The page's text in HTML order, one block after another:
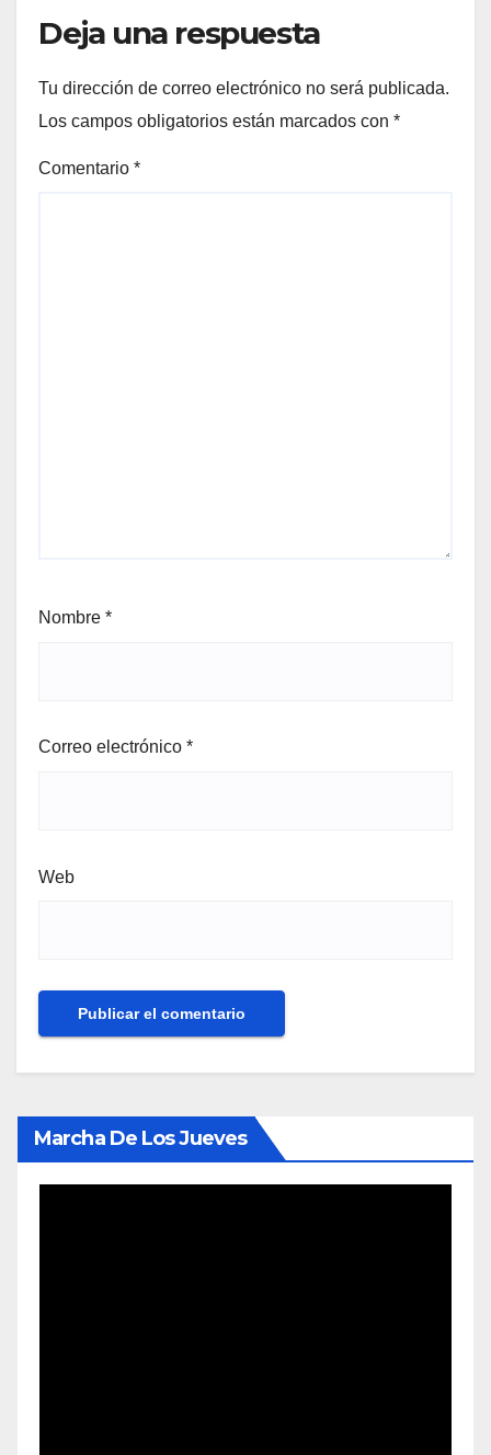
Deja una respuesta
Tu dirección de correo electrónico no será publicada.
Los campos obligatorios están marcados con *
Comentario *
Nombre *
Correo electrónico *
Web
Marcha De Los Jueves